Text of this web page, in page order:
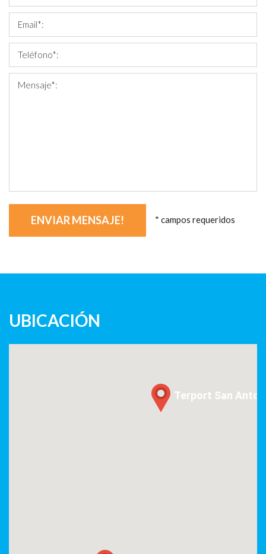
Email*:
Teléfono*:
Mensaje*:
ENVIAR MENSAJE! * campos requeridos
UBICACIÓN
Terport San